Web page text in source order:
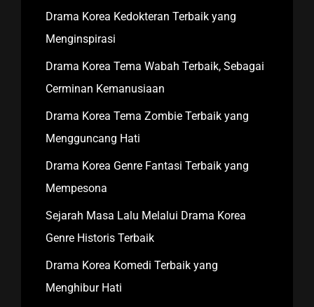
Drama Korea Kedokteran Terbaik yang
Menginspirasi
Drama Korea Tema Wabah Terbaik, Sebagai
Cerminan Kemanusiaan
Drama Korea Tema Zombie Terbaik yang
Mengguncang Hati
Drama Korea Genre Fantasi Terbaik yang
Mempesona
Sejarah Masa Lalu Melalui Drama Korea
Genre Historis Terbaik
Drama Korea Komedi Terbaik yang
Menghibur Hati